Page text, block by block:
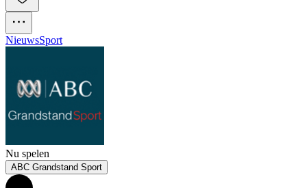
NieuwsSport
Nu spelen
ABC Grandstand Sport